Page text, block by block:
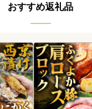
おすすめ返礼品